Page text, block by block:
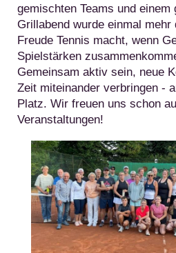
gemischten Teams und einem
Grillabend wurde einmal
Freude Tennis macht, wenn
Spielstärken
Gemeinsam aktiv sein, neue
Zeit miteinander verbringen -
Platz. Wir freuen uns schon
Veranstaltungen!